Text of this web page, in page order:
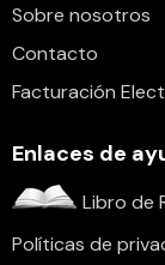
Sobre nosotros
Contacto
Facturación
Enlaces de
Libro de
Políticas de